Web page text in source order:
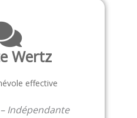
Wertz
effective
Indépendante